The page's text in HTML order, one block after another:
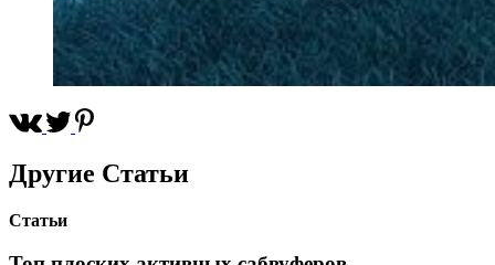
Другие Статьи
Статьи